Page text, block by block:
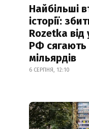
Найбільші
історії:
Rozetka від
РФ сягають
мільярдів
6 СЕРПНЯ, 12:10